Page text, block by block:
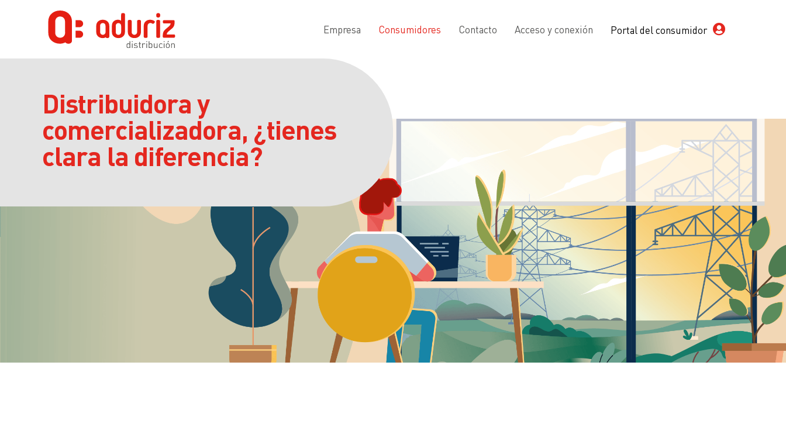
Empresa Consumidores Contacto Acceso y conexión Portal del consumidor
Distribuidora y
comercializadora, ¿tienes
clara la diferencia?